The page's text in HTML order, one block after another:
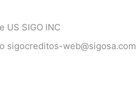
US SIGO INC
sigocreditos-web@sigosa.com